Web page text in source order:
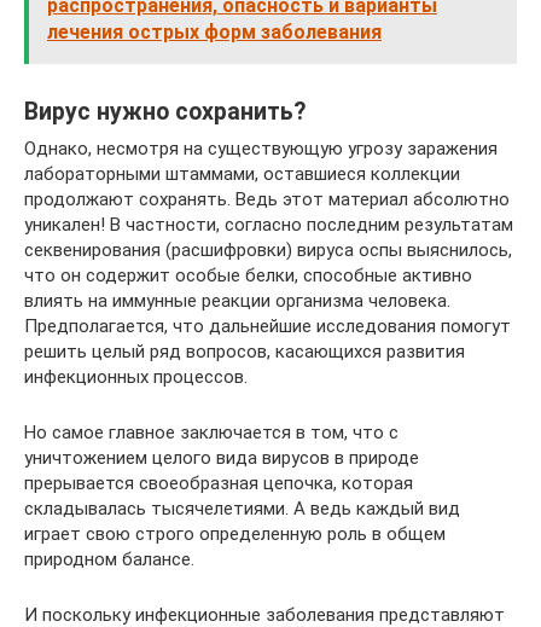
распространения, опасность и варианты
лечения острых форм заболевания
Вирус нужно сохранить?
Однако, несмотря на существующую угрозу заражения
лабораторными штаммами, оставшиеся коллекции
продолжают сохранять. Ведь этот материал абсолютно
уникален! В частности, согласно последним результатам
секвенирования (расшифровки) вируса оспы выяснилось,
что он содержит особые белки, способные активно
влиять на иммунные реакции организма человека.
Предполагается, что дальнейшие исследования помогут
решить целый ряд вопросов, касающихся развития
инфекционных процессов.
Но самое главное заключается в том, что с
уничтожением целого вида вирусов в природе
прерывается своеобразная цепочка, которая
складывалась тысячелетиями. А ведь каждый вид
играет свою строго определенную роль в общем
природном балансе.
И поскольку инфекционные заболевания представляют